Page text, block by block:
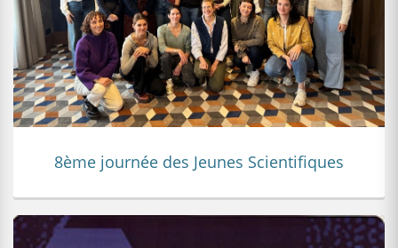
8ème journée des Jeunes Scientifiques